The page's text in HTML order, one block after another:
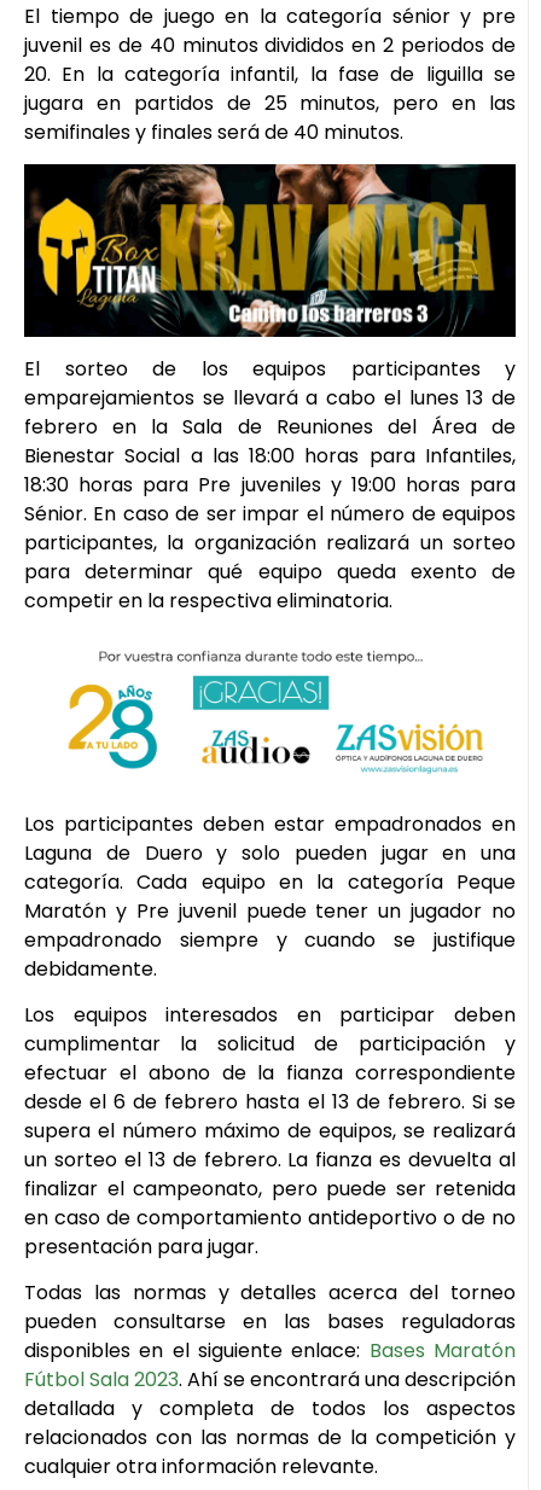
El tiempo de juego en la categoría sénior y pre
juvenil es de 40 minutos divididos en 2 periodos de
20. En la categoría infantil, la fase de liguilla se
jugara en partidos de 25 minutos, pero en las
semifinales y finales será de 40 minutos.
El sorteo de los equipos participantes y
emparejamientos se llevará a cabo el lunes 13 de
febrero en la Sala de Reuniones del Área de
Bienestar Social a las 18:00 horas para Infantiles,
18:30 horas para Pre juveniles y 19:00 horas para
Sénior. En caso de ser impar el número de equipos
participantes, la organización realizará un sorteo
para determinar qué equipo queda exento de
competir en la respectiva eliminatoria.
Los participantes deben estar empadronados en
Laguna de Duero y solo pueden jugar en una
categoría. Cada equipo en la categoría Peque
Maratón y Pre juvenil puede tener un jugador no
empadronado siempre y cuando se justifique
debidamente.
Los equipos interesados en participar deben
cumplimentar la solicitud de participación y
efectuar el abono de la fianza correspondiente
desde el 6 de febrero hasta el 13 de febrero. Si se
supera el número máximo de equipos, se realizará
un sorteo el 13 de febrero. La fianza es devuelta al
finalizar el campeonato, pero puede ser retenida
en caso de comportamiento antideportivo o de no
presentación para jugar.
Todas las normas y detalles acerca del torneo
pueden consultarse en las bases reguladoras
disponibles en el siguiente enlace: Bases Maratón
Fútbol Sala 2023. Ahí se encontrará una descripción
detallada y completa de todos los aspectos
relacionados con las normas de la competición y
cualquier otra información relevante.